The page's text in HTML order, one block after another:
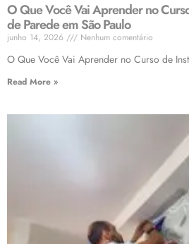
O Que Você Vai Aprender no
de Parede em São Paulo
junho 14, 2026 Nenhum comentário
O Que Você Vai Aprender no Curso de
Read More »